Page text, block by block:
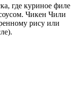
где куриное филе
Чикен Чили
рису или